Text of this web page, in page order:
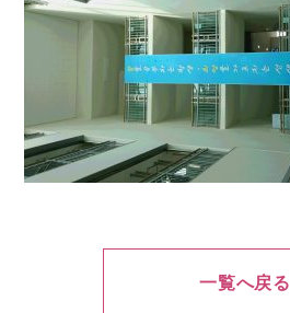
一覧へ戻る